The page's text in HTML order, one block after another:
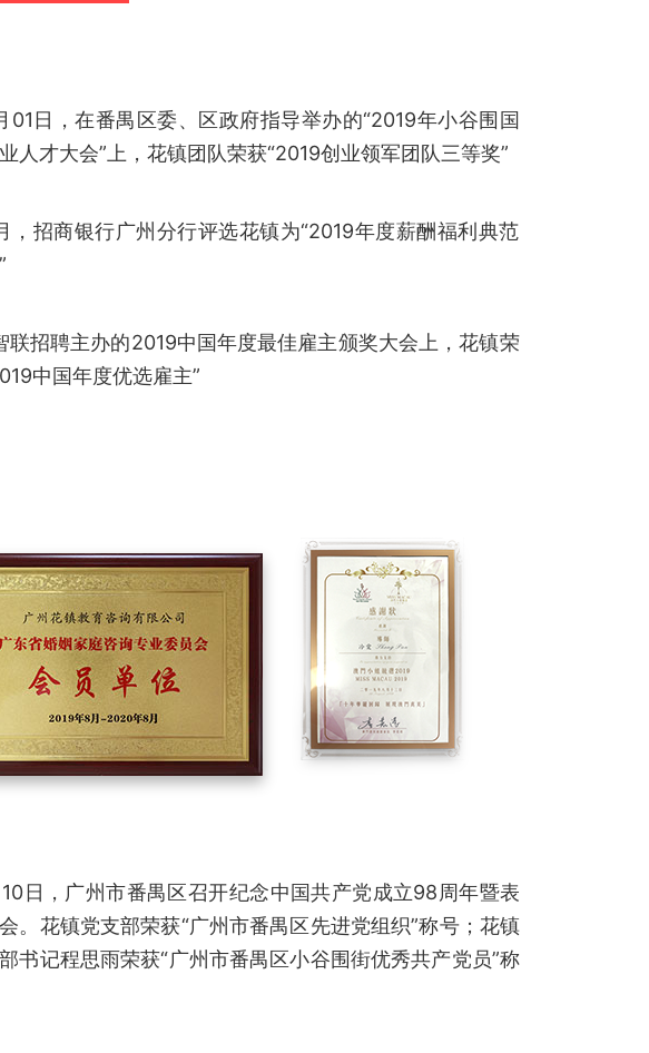
01日，在番禺区委、区政府指导举办的“2019年小谷围国
人才大会”上，花镇团队荣获“2019创业领军团队三等奖”
，招商银行广州分行评选花镇为“2019年度薪酬福利典范
联招聘主办的2019中国年度最佳雇主颁奖大会上，花镇荣
中国年度优选雇主”
日，广州市番禺区召开纪念中国共产党成立98周年暨表
。花镇党支部荣获“广州市番禺区先进党组织”称号；花镇
书记程思雨荣获“广州市番禺区小谷围街优秀共产党员”称